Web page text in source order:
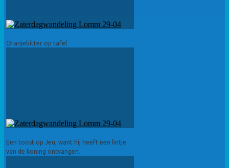
Oranjebitter op tafel
Een toost op Jeu, want hij heeft een lintje
van de koning ontvangen.